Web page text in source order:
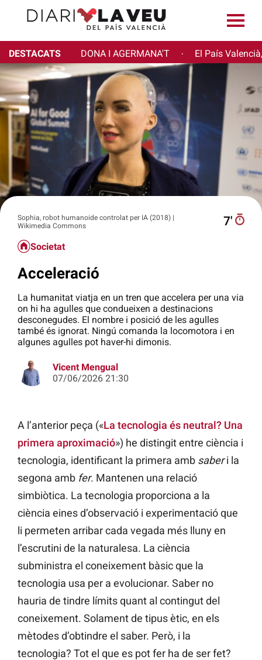
DESTACATS DONA I AGERMANA'T · El País
Sophia, robot humanoide controlat per IA (2018) |
Wikimedia Commons
7′
Societat
Acceleració
La humanitat viatja en un tren que accelera per una via
on hi ha agulles que condueixen a destinacions
desconegudes. El nombre i posició de les agulles
també és ignorat. Ningú comanda la locomotora i en
algunes agulles pot haver-hi dimonis.
Vicent Mengual
07/06/2026 21:30
A l’anterior peça («La tecnologia és neutral? Una
primera aproximació») he distingit entre ciència i
tecnologia, identificant la primera amb saberi la
segona amb fer. Mantenen una relació
simbiòtica. La tecnologia proporciona a la
ciència eines d’observació i experimentació que
li permeten arribar cada vegada més lluny en
l’escrutini de la naturalesa. La ciència
subministra el coneixement bàsic que la
tecnologia usa per a evolucionar. Saber no
hauria de tindre límits quant al contingut del
coneixement. Solament de tipus ètic, en els
mètodes d’obtindre el saber. Però, i la
tecnologia? Tot el que es pot fer ha de ser fet?